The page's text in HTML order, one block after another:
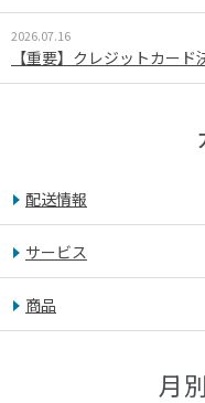
2026.07.16
【重要】クレジットカー
配送情報
サービス
商品
月